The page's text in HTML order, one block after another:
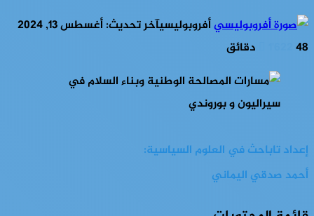
أفروبوليسيآخر تحديث: أغسطس 13, 2024
48 دقائق
إعداد تاباحث في العلوم السياسية:
أحمد صدقي اليماني